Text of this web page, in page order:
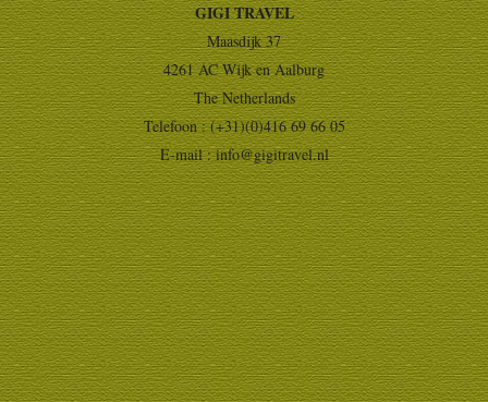
GIGI TRAVEL
Maasdijk 37
4261 AC Wijk en Aalburg
The Netherlands
Telefoon : (+31)(0)416 69 66 05
E-mail :info@gigitravel.nl